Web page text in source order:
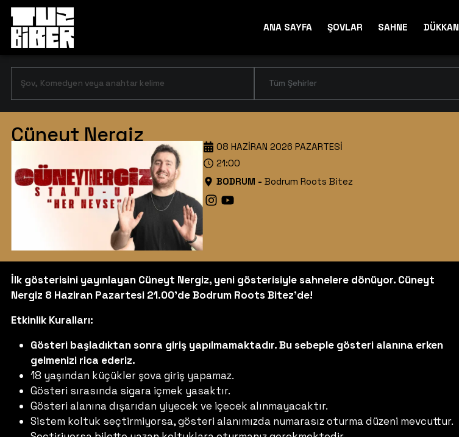
ANA SAYFA ŞOVLAR SAHNE DÜKKAN
Tüm Şehirler
Cüneyt Nergiz
BODRUM - Bodrum Roots Bitez
08 HAZIRAN 2026 PAZARTESI
21:00
İlk gösterisini yayınlayan Cüneyt Nergiz, yeni gösterisiyle sahnelere dönüyor. Cüneyt
Nergiz 8 Haziran Pazartesi 21.00'de Bodrum Roots Bitez'de!
Etkinlik Kuralları:
Gösteri başladıktan sonra giriş yapılmamaktadır. Bu sebeple gösteri alanına erken
gelmenizi rica ederiz.
18 yaşından küçükler şova giriş yapamaz.
Gösteri sırasında sigara içmek yasaktır.
Gösteri alanına dışarıdan yiyecek ve içecek alınmayacaktır.
Sistem koltuk seçtirmiyorsa, gösteri alanımızda numarasız oturma düzeni mevcuttur.